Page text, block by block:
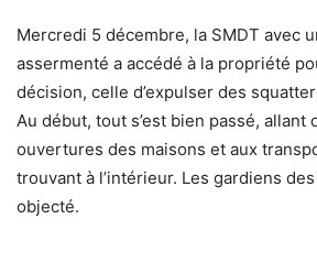
Mercredi 5 décembre, la SMDT avec
assermenté a accédé à la propriété
décision, celle d’expulser des
Au début, tout s’est bien passé, allant
ouvertures des maisons et aux
trouvant à l’intérieur. Les gardiens
objecté.